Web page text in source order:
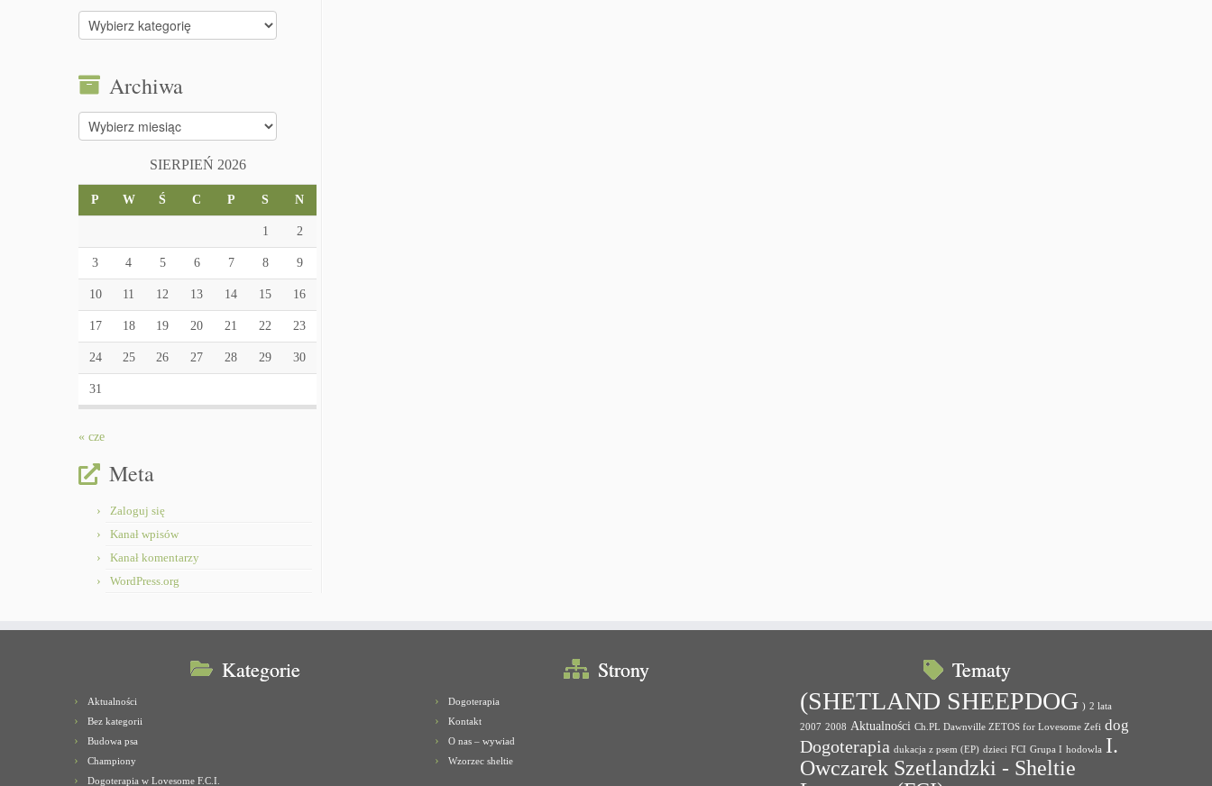
Kategorie
Archiwa
Archiwa
SIERPIEŃ 2026
P W Ś C P S N
1 2
3 4 5 6 7 8 9
10 11 12 13 14 15 16
17 18 19 20 21 22 23
24 25 26 27 28 29 30
31
« cze
Meta
Zaloguj się
Kanał wpisów
Kanał komentarzy
WordPress.org
Kategorie
Aktualności
Bez kategorii
Budowa psa
Championy
Dogoterapia w Lovesome F.C.I.
Strony
Dogoterapia
Kontakt
O nas – wywiad
Wzorzec sheltie
Tematy
(SHETLAND SHEEPDOG ) 2 lata
2007 2008 Aktualności Ch.PL Dawnville ZETOS for Lovesome Zefi dog
Dogoterapia dukacja z psem (EP) dzieci FCI Grupa I hodowla I.
Owczarek Szetlandzki - Sheltie